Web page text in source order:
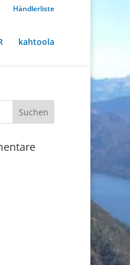
Händlerliste
kahtoola